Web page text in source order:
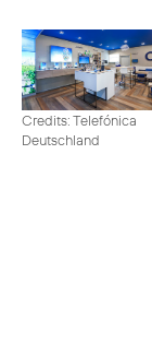
Credits: Telefónica
Deutschland